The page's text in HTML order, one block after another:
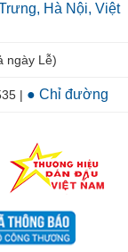
Hà Nội, Việt
ngày Lễ)
| ● Chỉ đường